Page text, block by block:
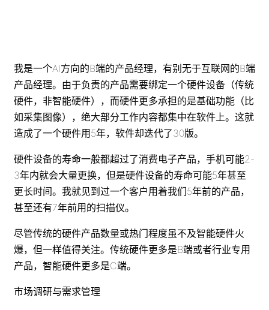
我是一个AI方向的B端的产品经理，有别无于互联网的B端
产品经理。由于负责的产品需要绑定一个硬件设备（传统
硬件，非智能硬件），而硬件更多承担的是基础功能（比
如采集图像），绝大部分工作内容都集中在软件上。这就
造成了一个硬件用5年，软件却迭代了30版。
硬件设备的寿命一般都超过了消费电子产品，手机可能2-
3年内就会大量更换，但是硬件设备的寿命可能5年甚至
更长时间。我就见到过一个客户用着我们5年前的产品，
甚至还有7年前用的扫描仪。
尽管传统的硬件产品数量或热门程度虽不及智能硬件火
爆，但一样值得关注。传统硬件更多是B端或者行业专用
产品，智能硬件更多是C端。
市场调研与需求管理